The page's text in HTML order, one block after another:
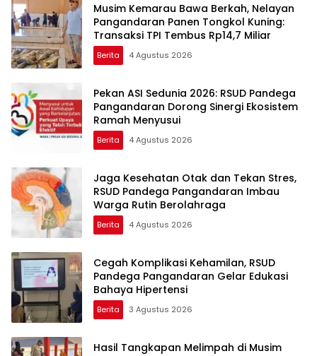
Musim Kemarau Bawa Berkah, Nelayan
Pangandaran Panen Tongkol Kuning:
Transaksi TPI Tembus Rp14,7 Miliar
Berita 4 Agustus 2026
Pekan ASI Sedunia 2026: RSUD Pandega
Pangandaran Dorong Sinergi Ekosistem
Ramah Menyusui
Berita 4 Agustus 2026
Jaga Kesehatan Otak dan Tekan Stres,
RSUD Pandega Pangandaran Imbau
Warga Rutin Berolahraga
Berita 4 Agustus 2026
Cegah Komplikasi Kehamilan, RSUD
Pandega Pangandaran Gelar Edukasi
Bahaya Hipertensi
Berita 3 Agustus 2026
Hasil Tangkapan Melimpah di Musim